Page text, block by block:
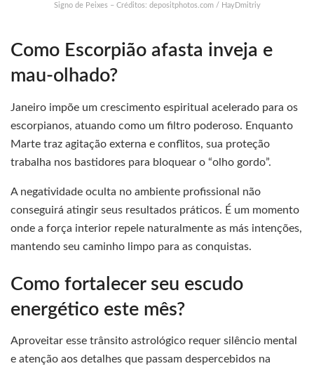
Signo de Peixes – Créditos: depositphotos.com / HayDmitriy
Como Escorpião afasta inveja e
mau-olhado?
Janeiro impõe um crescimento espiritual acelerado para os
escorpianos, atuando como um filtro poderoso. Enquanto
Marte traz agitação externa e conflitos, sua proteção
trabalha nos bastidores para bloquear o “olho gordo”.
A negatividade oculta no ambiente profissional não
conseguirá atingir seus resultados práticos. É um momento
onde a força interior repele naturalmente as más intenções,
mantendo seu caminho limpo para as conquistas.
Como fortalecer seu escudo
energético este mês?
Aproveitar esse trânsito astrológico requer silêncio mental
e atenção aos detalhes que passam despercebidos na